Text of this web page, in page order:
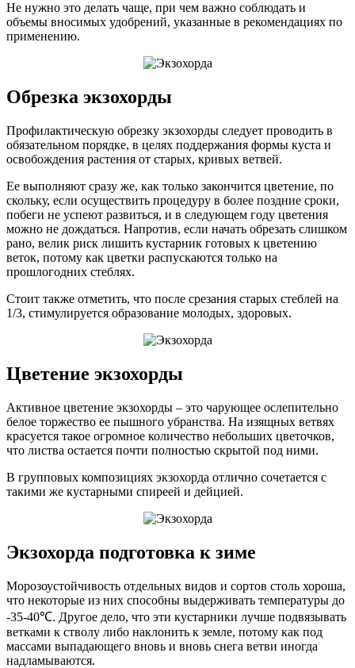
Не нужно это делать чаще, при чем важно соблюдать и
объемы вносимых удобрений, указанные в рекомендациях по
применению.
Обрезка экзохорды
Профилактическую обрезку экзохорды следует проводить в
обязательном порядке, в целях поддержания формы куста и
освобождения растения от старых, кривых ветвей.
Ее выполняют сразу же, как только закончится цветение, по
скольку, если осуществить процедуру в более поздние сроки,
побеги не успеют развиться, и в следующем году цветения
можно не дождаться. Напротив, если начать обрезать слишком
рано, велик риск лишить кустарник готовых к цветению
веток, потому как цветки распускаются только на
прошлогодних стеблях.
Стоит также отметить, что после срезания старых стеблей на
1/3, стимулируется образование молодых, здоровых.
Цветение экзохорды
Активное цветение экзохорды – это чарующее ослепительно
белое торжество ее пышного убранства. На изящных ветвях
красуется такое огромное количество небольших цветочков,
что листва остается почти полностью скрытой под ними.
В групповых композициях экзохорда отлично сочетается с
такими же кустарными спиреей и дейцией.
Экзохорда подготовка к зиме
Морозоустойчивость отдельных видов и сортов столь хороша,
что некоторые из них способны выдерживать температуры до
-35-40℃. Другое дело, что эти кустарники лучше подвязывать
ветками к стволу либо наклонить к земле, потому как под
массами выпадающего вновь и вновь снега ветви иногда
надламываются.